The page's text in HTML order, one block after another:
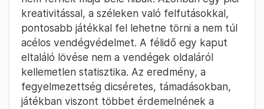
kreativitással, a széleken való felfutásokkal,
pontosabb játékkal fel lehetne törni a nem túl
acélos vendégvédelmet. A félidő egy kaput
eltaláló lövése nem a vendégek oldaláról
kellemetlen statisztika. Az eredmény, a
fegyelmezettség dicséretes, támadásokban,
játékban viszont többet érdemelnének a